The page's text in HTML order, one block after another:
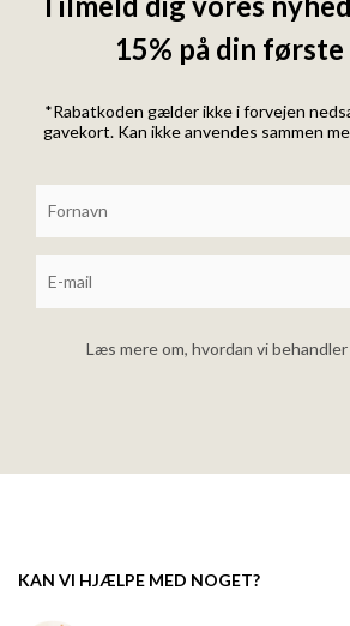
15% på din
*Rabatkoden gælder ikke i forvejen
gavekort. Kan ikke anvendes sammen
Læs mere om, hvordan vi behandler
KAN VI HJÆLPE MED NOGET?